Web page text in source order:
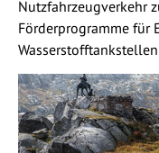
Nutzfahrzeugverkehr
Förderprogramme für